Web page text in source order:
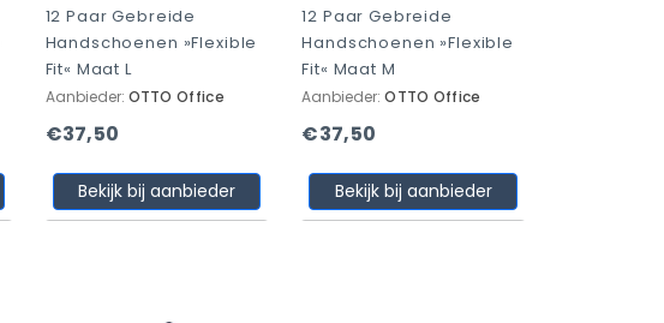
12 Paar Gebreide
Handschoenen »Flexible
Fit« Maat L
Aanbieder: OTTO Office
€37,50
Bekijk bij aanbieder
12 Paar Gebreide
Handschoenen »Flexible
Fit« Maat M
Aanbieder:OTTO Office
€37,50
Bekijk bij aanbieder